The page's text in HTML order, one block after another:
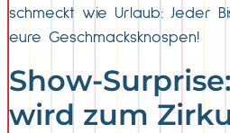
schmeckt wie Urlaub: Jeder
eure Geschmacksknospen!
Show-
wird zum